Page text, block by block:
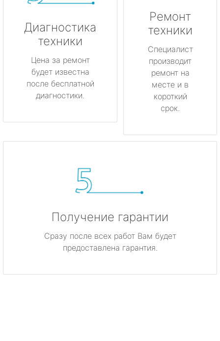
Диагностика
техники
Цена за ремонт
будет известна
после бесплатной
диагностики.
Ремонт
техники
Специалист
производит
ремонт на
месте и в
короткий
срок.
Получение гарантии
Сразу после всех работ Вам будет
предоставлена гарантия.